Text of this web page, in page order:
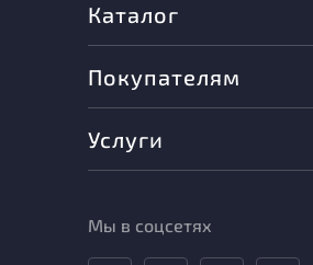
Каталог
Покупателям
Услуги
Мы в соцсетях